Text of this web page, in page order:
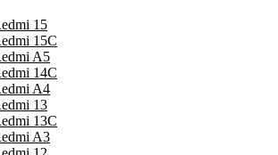
15
15C
A5
14C
A4
13
13C
A3